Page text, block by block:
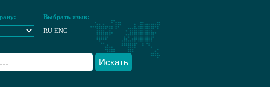
Выбрать язык:
RU ENG
Искать